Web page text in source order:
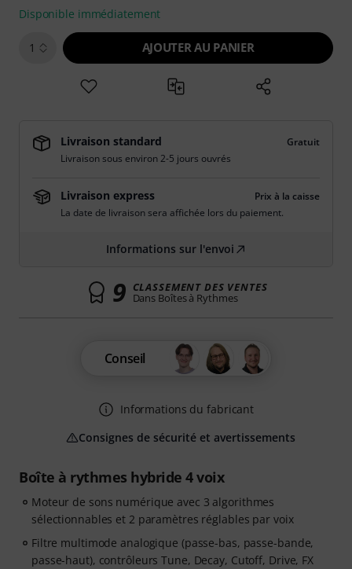
Boîte à rythmes hybride 4 voix
Moteur de sons numérique avec 3 algorithmes
sélectionnables et 2 paramètres réglables par voix
Filtre multimode analogique (passe-bas, passe-bande,
passe-haut), contrôleurs Tune, Decay, Cutoff, Drive, FX
Disponible immédiatement
1 AJOUTER AU PANIER
Livraison standard
Gratuit
Livraison sous environ 2-5 jours ouvrés
Livraison express
Prix à la caisse
La date de livraison sera affichée lors du paiement.
Informations sur l'envoi
9 CLASSEMENT DES VENTES
Dans Boîtes à Rythmes
Conseil
Informations du fabricant
Consignes de sécurité et avertissements